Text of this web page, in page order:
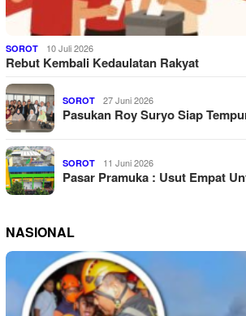
SOROT 10 Juli 2026
Rebut Kembali Kedaulatan Rakyat
SOROT 27 Juni 2026
Pasukan Roy Suryo Siap
SOROT 11 Juni 2026
Pasar Pramuka : Usut Empat
NASIONAL